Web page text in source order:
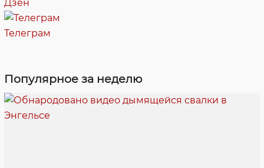
Дзен
Телеграм
Популярное за неделю